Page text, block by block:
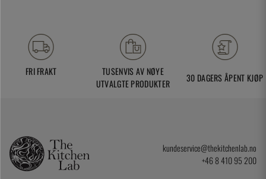
FRI FRAKT
TUSENVIS AV NØYE
UTVALGTE PRODUKTER
30 DAGERS ÅPENT KJØP
kundeservice@thekitchenlab.no
+46 8 410 95 200